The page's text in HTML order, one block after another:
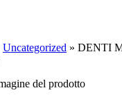
Uncategorized » DENTI